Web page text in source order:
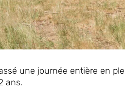
une journée entière en
ans.